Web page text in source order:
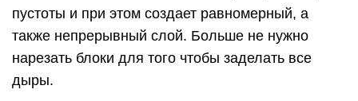
пустоты и при этом создает равномерный, а
также непрерывный слой. Больше не нужно
нарезать блоки для того чтобы заделать все
дыры.